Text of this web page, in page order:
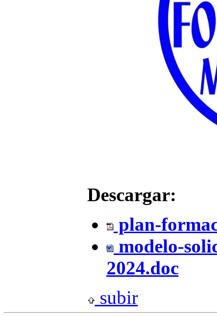
Descargar:
plan-
modelo-
2024.doc
subir